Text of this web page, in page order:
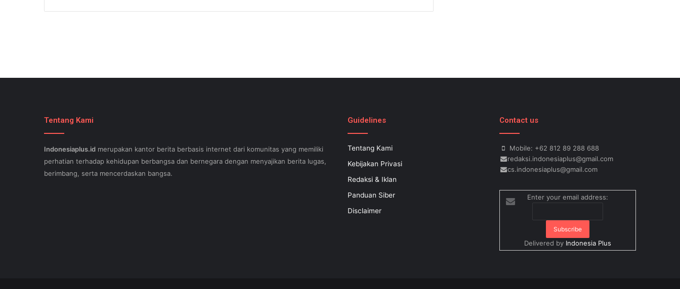
Tentang Kami
Indonesiaplus.id merupakan kantor berita berbasis internet dari komunitas yang memiliki
perhatian terhadap kehidupan berbangsa dan bernegara dengan menyajikan berita lugas,
berimbang, serta mencerdaskan bangsa.
Guidelines
Tentang Kami
Kebijakan Privasi
Redaksi & Iklan
Panduan Siber
Disclaimer
Contact us
Mobile: +62 812 89 288 688
redaksi.indonesiaplus@gmail.com
cs.indonesiaplus@gmail.com
Enter your email address:
Delivered by Indonesia Plus